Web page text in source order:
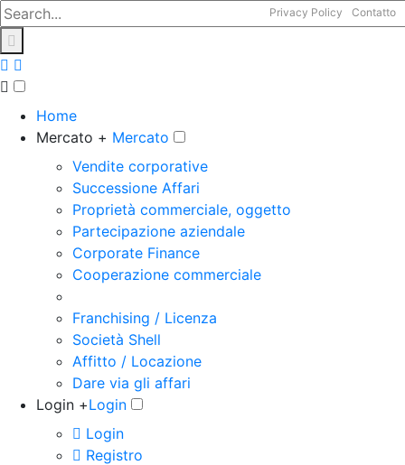
Privacy Policy Contatto
Home
Mercato + Mercato
Vendite corporative
Successione Affari
Proprietà commerciale, oggetto
Partecipazione aziendale
Corporate Finance
Cooperazione commerciale
Franchising / Licenza
Società Shell
Affitto / Locazione
Dare via gli affari
Login +Login
Login
Registro